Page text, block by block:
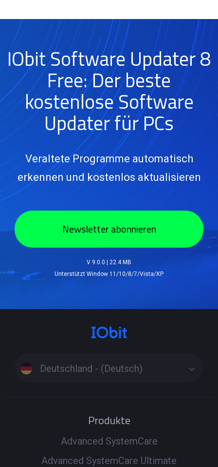
IObit Software Updater 8
Free: Der beste
kostenlose Software
Updater für PCs
Veraltete Programme automatisch
erkennen und kostenlos aktualisieren
Newsletter abonnieren
V 9.0.0
22.4 MB
Unterstützt Window 11/10/8/7/Vista/XP
Deutschland - (Deutsch)
Produkte
Advanced SystemCare
Advanced SystemCare Ultimate